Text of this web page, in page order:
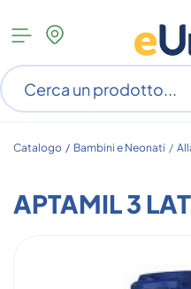
Apri
menu
categorie
Catalogo / Bambini e Neonati /
APTAMIL 3